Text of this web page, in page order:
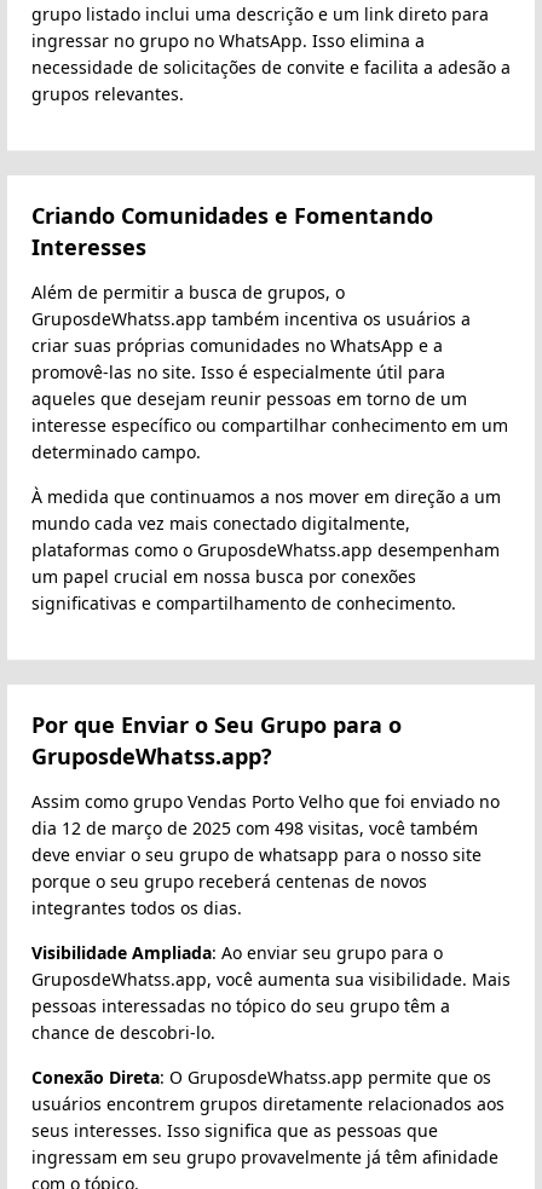
grupo listado inclui uma descrição e um link direto para
ingressar no grupo no WhatsApp. Isso elimina a
necessidade de solicitações de convite e facilita a adesão a
grupos relevantes.
Criando Comunidades e Fomentando
Interesses
Além de permitir a busca de grupos, o
GruposdeWhatss.app também incentiva os usuários a
criar suas próprias comunidades no WhatsApp e a
promovê-las no site. Isso é especialmente útil para
aqueles que desejam reunir pessoas em torno de um
interesse específico ou compartilhar conhecimento em um
determinado campo.
À medida que continuamos a nos mover em direção a um
mundo cada vez mais conectado digitalmente,
plataformas como o GruposdeWhatss.app desempenham
um papel crucial em nossa busca por conexões
significativas e compartilhamento de conhecimento.
Por que Enviar o Seu Grupo para o
GruposdeWhatss.app?
Assim como grupo Vendas Porto Velho que foi enviado no
dia 12 de março de 2025 com 498 visitas, você também
deve enviar o seu grupo de whatsapp para o nosso site
porque o seu grupo receberá centenas de novos
integrantes todos os dias.
Visibilidade Ampliada: Ao enviar seu grupo para o
GruposdeWhatss.app, você aumenta sua visibilidade. Mais
pessoas interessadas no tópico do seu grupo têm a
chance de descobri-lo.
Conexão Direta: O GruposdeWhatss.app permite que os
usuários encontrem grupos diretamente relacionados aos
seus interesses. Isso significa que as pessoas que
ingressam em seu grupo provavelmente já têm afinidade
com o tópico.